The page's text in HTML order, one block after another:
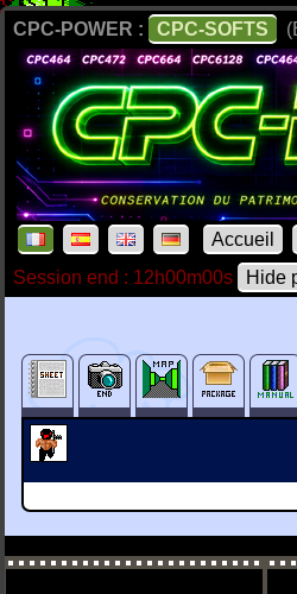
CPC-POWER : CPC-SOFTS
Accueil
Session end : 12h00m00s
Hide